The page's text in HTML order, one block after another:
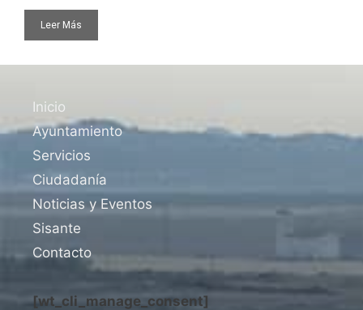
Leer Más
Inicio
Ayuntamiento
Servicios
Ciudadanía
Noticias y Eventos
Sisante
Contacto
[wt_cli_manage_consent]